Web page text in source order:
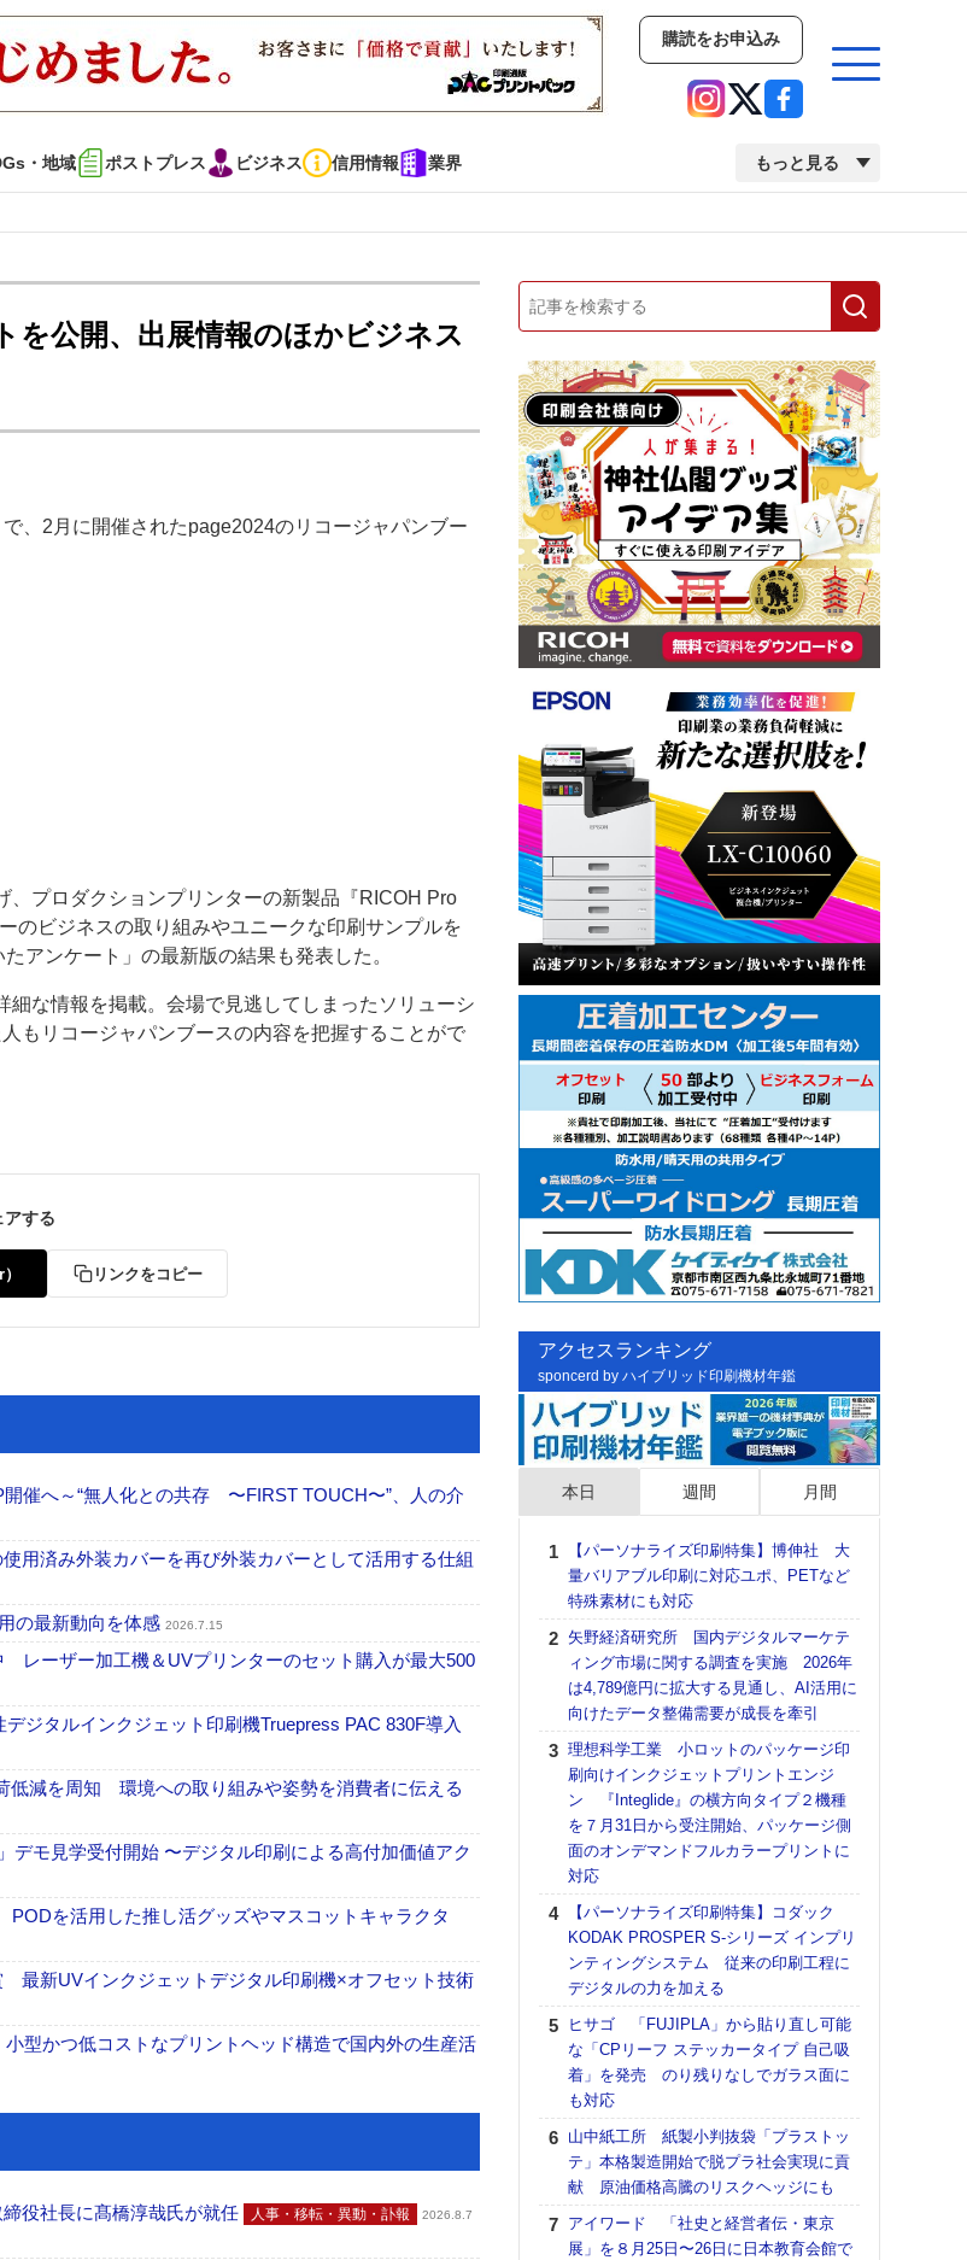
購読をお申込み
・地域 ポストプレス ビジネス 信用情報 業界 もっと見る
イベント
ー コレクション
市場・統計 人事・移転・異動・訃報
中古印刷機・製本機特集
2022 検査・校正特集
わせ
を公開、出展情報のほかビジネス
、2月に開催されたpage2024のリコージャパンブー
、プロダクションプリンターの新製品『RICOH Pro
のビジネスの取り組みやユニークな印刷サンプルを
アンケート」の最新版の結果も発表した。
な情報を掲載。会場で見逃してしまったソリューシ
もリコージャパンブースの内容を把握することがで
アする
リンクをコピー
催へ～“無人化との共存 〜FIRST TOUCH〜”、人の介
済み外装カバーを再び外装カバーとして活用する仕組
の最新動向を体感 2026.7.15
ーザー加工機＆UVプリンターのセット購入が最大500
ジタルインクジェット印刷機Truepress PAC 830F導入
減を周知 環境への取り組みや姿勢を消費者に伝える
デモ見学受付開始 〜デジタル印刷による高付加価値アク
を活用した推し活グッズやマスコットキャラクタ
新UVインクジェットデジタル印刷機×オフセット技術
かつ低コストなプリントヘッド構造で国内外の生産活
役社長に髙橋淳哉氏が就任 人事・移転・異動・訃報
2026.8.7
アクセスランキング
sponcerd by ハイブリッド印刷機材年鑑
本日 週間 月間
【パーソナライズ印刷特集】博伸社 大
量バリアブル印刷に対応ユポ、PETなど
特殊素材にも対応
矢野経済研究所 国内デジタルマーケテ
ィング市場に関する調査を実施 2026年
は4,789億円に拡大する見通し、AI活用に
向けたデータ整備需要が成長を牽引
理想科学工業 小ロットのパッケージ印
刷向けインクジェットプリントエンジ
ン 『Integlide』の横方向タイプ２機種
を７月31日から受注開始、パッケージ側
面のオンデマンドフルカラープリントに
対応
【パーソナライズ印刷特集】コダック
KODAK PROSPER S-シリーズ インプリ
ンティングシステム 従来の印刷工程に
デジタルの力を加える
ヒサゴ 「FUJIPLA」から貼り直し可能
な「CPリーフ ステッカータイプ 自己吸
着」を発売 のり残りなしでガラス面に
も対応
山中紙工所 紙製小判抜袋「プラストッ
テ」本格製造開始で脱プラ社会実現に貢
献 原油価格高騰のリスクヘッジにも
アイワード 「社史と経営者伝・東京
展」を８月25日〜26日に日本教育会館で